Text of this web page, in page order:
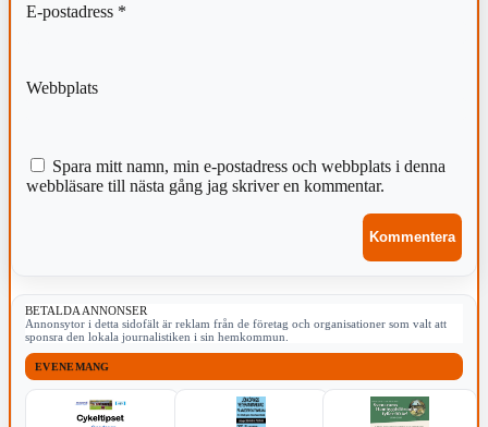
E-postadress *
Webbplats
Spara mitt namn, min e-postadress och webbplats i denna
webbläsare till nästa gång jag skriver en kommentar.
BETALDA ANNONSER
Annonsytor i detta sidofält är reklam från de företag och organisationer som valt att
sponsra den lokala journalistiken i sin hemkommun.
EVENEMANG